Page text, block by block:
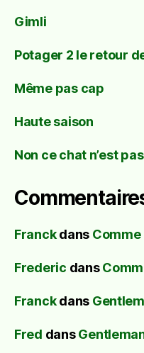
Gimli
Potager 2 le retour
Même pas cap
Haute saison
Non ce chat n’est
Franckdans
Frederic dans
Franckdans
Fred dans